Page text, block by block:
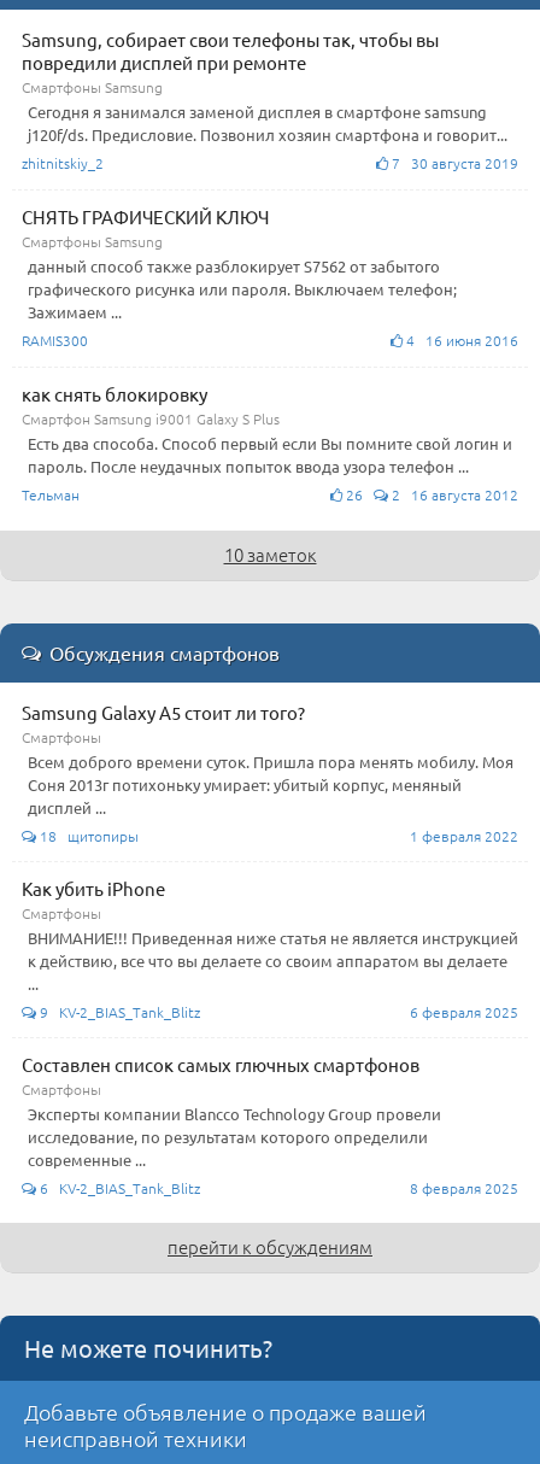
Samsung, собирает свои телефоны так, чтобы вы
повредили дисплей при ремонте
Смартфоны Samsung
Сегодня я занимался заменой дисплея в смартфоне samsung
j120f/ds. Предисловие. Позвонил хозяин смартфона и говорит...
zhitnitskiy_2 7 30 августа 2019
СНЯТЬ ГРАФИЧЕСКИЙ КЛЮЧ
Смартфоны Samsung
данный способ также разблокирует S7562 от забытого
графического рисунка или пароля. Выключаем телефон;
Зажимаем ...
RAMIS300 4 16 июня 2016
как снять блокировку
Смартфон Samsung i9001 Galaxy S Plus
Есть два способа. Способ первый если Вы помните свой логин и
пароль. После неудачных попыток ввода узора телефон ...
Тельман 26 2 16 августа 2012
10 заметок
Обсуждения смартфонов
Samsung Galaxy A5 стоит ли того?
Смартфоны
Всем доброго времени суток. Пришла пора менять мобилу. Моя
Соня 2013г потихоньку умирает: убитый корпус, меняный
дисплей ...
18 щитопиры 1 февраля 2022
Как убить iPhone
Смартфоны
ВНИМАНИЕ!!! Приведенная ниже статья не является инструкцией
к действию, все что вы делаете со своим аппаратом вы делаете
...
9 KV-2_BIAS_Tank_Blitz 6 февраля 2025
Составлен список самых глючных смартфонов
Смартфоны
Эксперты компании Blancco Technology Group провели
исследование, по результатам которого определили
современные ...
6 KV-2_BIAS_Tank_Blitz 8 февраля 2025
перейти к обсуждениям
Не можете починить?
Добавьте объявление о продаже вашей
неисправной техники